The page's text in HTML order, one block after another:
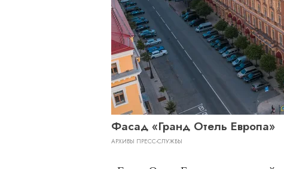
Фасад «Гранд Отель Европа»
АРХИВЫ ПРЕСС-СЛУЖБЫ